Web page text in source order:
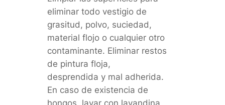
eliminar todo vestigio de
grasitud, polvo, suciedad,
material flojo o cualquier otro
contaminante. Eliminar restos
de pintura floja,
desprendida y mal adherida.
En caso de existencia de
hongos, lavar con lavandina